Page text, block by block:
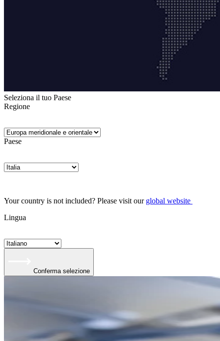
Seleziona il tuo Paese
Regione
Paese
Your country is not included? Please visit our global website
Lingua
Conferma selezione